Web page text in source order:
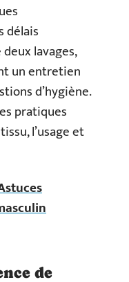
délais
lavages,
un entretien
d’hygiène.
pratiques
l’usage et
de